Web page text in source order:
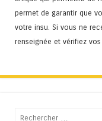
permet de garantir que
votre insu. Si vous ne
renseignée et vérifiez
Recherche